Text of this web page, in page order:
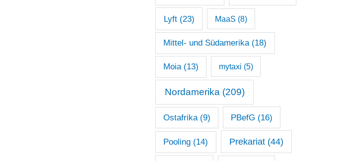
Lyft(23) MaaS (8)
Mittel- und Südamerika(18)
Moia(13) mytaxi (5)
Nordamerika (209)
Ostafrika(9) PBefG (16)
Pooling (14) Prekariat(44)